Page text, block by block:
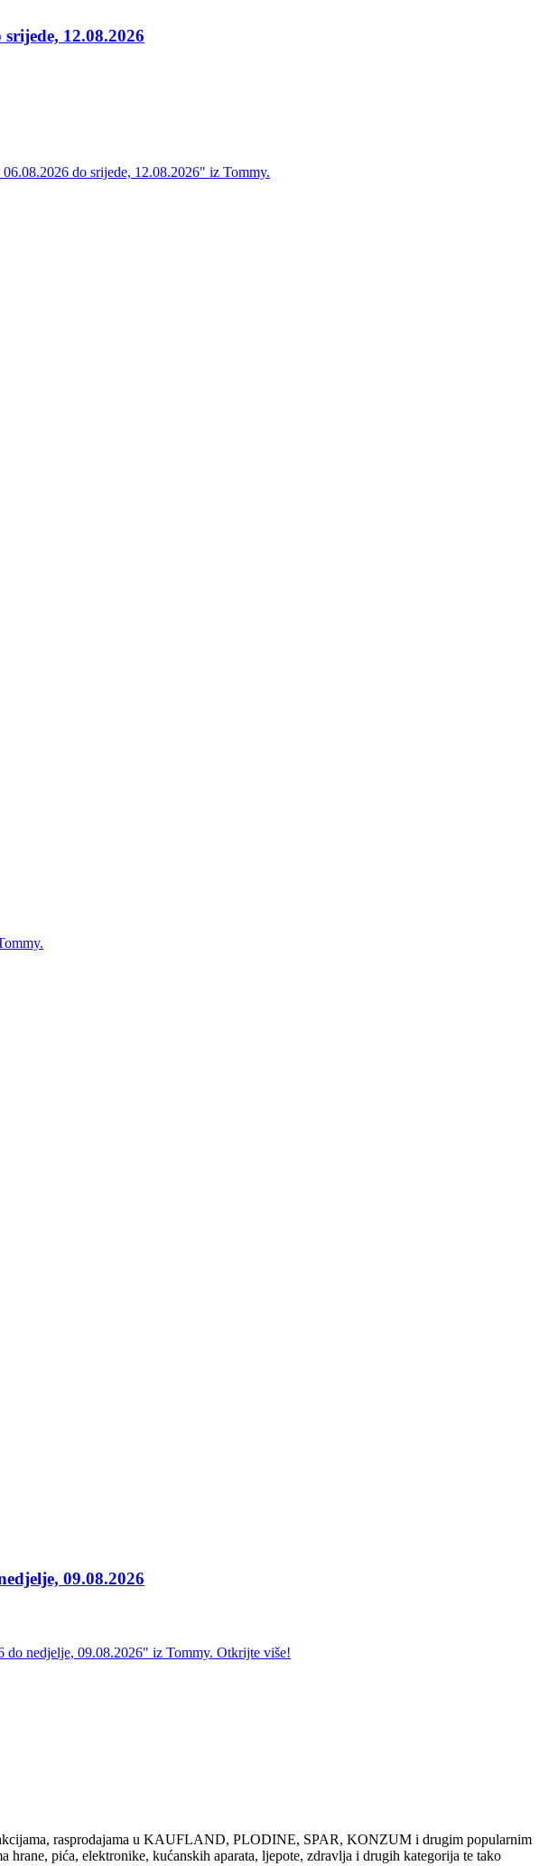
12.08.2026
do srijede, 12.08.2026" iz Tommy.
09.08.2026
nedjelje, 09.08.2026" iz Tommy. Otkrijte više!
rasprodajama u KAUFLAND, PLODINE, SPAR, KONZUM i drugim popularnim
pića, elektronike, kućanskih aparata, ljepote, zdravlja i drugih kategorija te tako